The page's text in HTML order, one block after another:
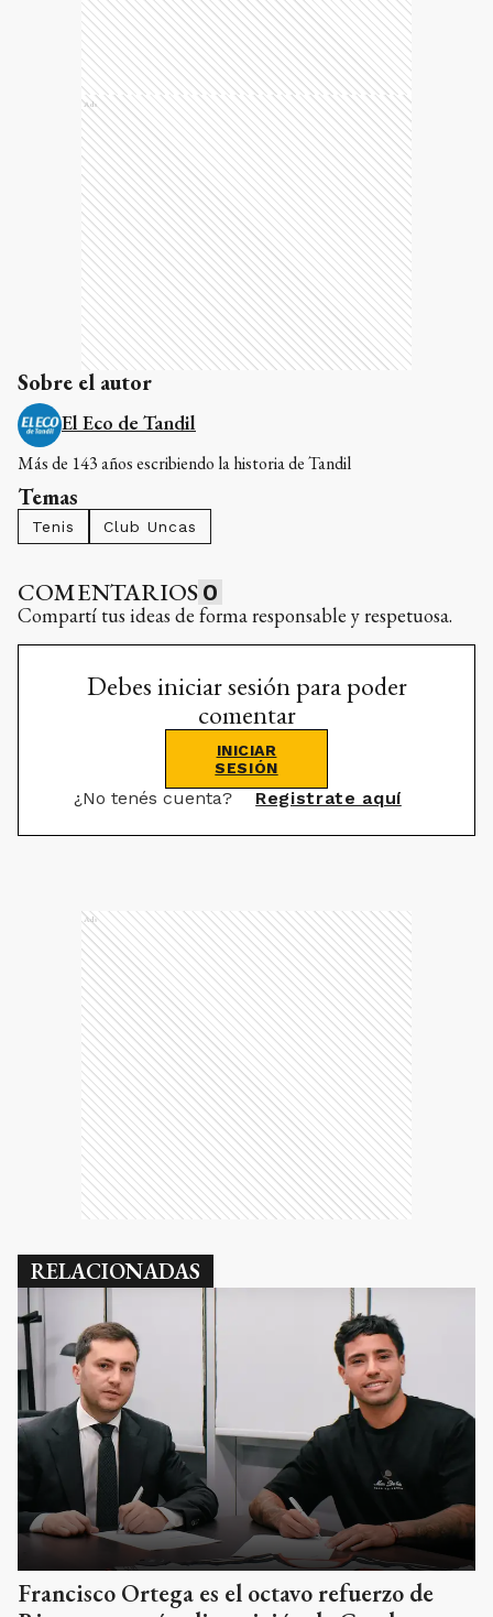
Ads
Sobre el autor
El Eco de Tandil
Más de 143 años escribiendo la historia de Tandil
Temas
Tenis Club Uncas
COMENTARIOS 0
Compartí tus ideas de forma responsable y respetuosa.
Debes iniciar sesión para poder
comentar
INICIAR
SESIÓN
¿No tenés cuenta? Registrate aquí
Ads
RELACIONADAS
Francisco Ortega es el octavo refuerzo de